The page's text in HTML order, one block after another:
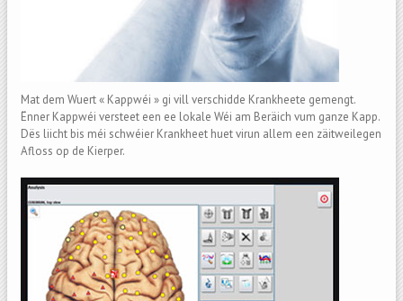
Mat dem Wuert « Kappwéi » gi vill verschidde Krankheete gemengt.
Ënner Kappwéi versteet een ee lokale Wéi am Beräich vum ganze Kapp.
Dës liicht bis méi schwéier Krankheet huet virun allem een zäitweilegen
Afloss op de Kierper.